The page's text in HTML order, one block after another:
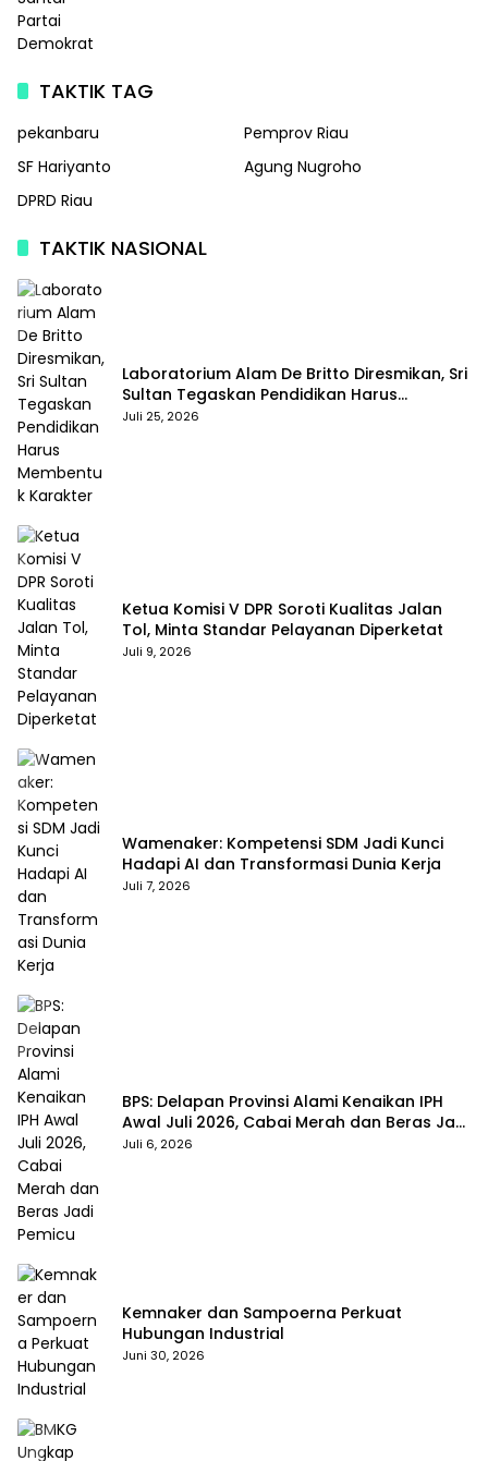
TAKTIK TAG
pekanbaru
Pemprov Riau
SF Hariyanto
Agung Nugroho
DPRD Riau
TAKTIK NASIONAL
Laboratorium Alam De Britto Diresmikan, Sri
Sultan Tegaskan Pendidikan Harus
Membentuk Karakter
Juli 25, 2026
Ketua Komisi V DPR Soroti Kualitas Jalan
Tol, Minta Standar Pelayanan Diperketat
Juli 9, 2026
Wamenaker: Kompetensi SDM Jadi Kunci
Hadapi AI dan Transformasi Dunia Kerja
Juli 7, 2026
BPS: Delapan Provinsi Alami Kenaikan IPH
Awal Juli 2026, Cabai Merah dan Beras Jadi
Pemicu
Juli 6, 2026
Kemnaker dan Sampoerna Perkuat
Hubungan Industrial
Juni 30, 2026